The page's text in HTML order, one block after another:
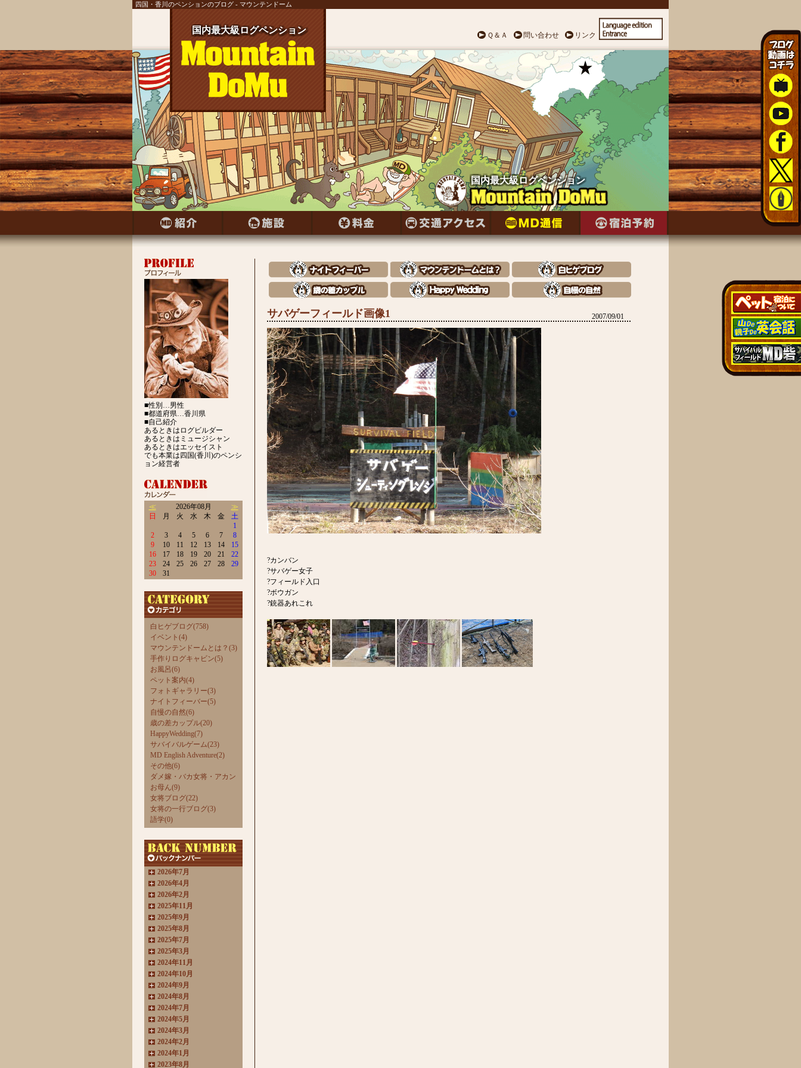
四国・香川のペンションのブログ - マウンテンドーム
Ｑ＆Ａ 問い合わせ リンク
国内最大級ログペンション
国内最大級ログペンション
国内最大級ログペンション
国内最大級ログペンション
国内最大級ログペンション
国内最大級ログペンション
国内最大級ログペンション
国内最大級ログペンション
国内最大級ログペンション
国内最大級ログペンション
国内最大級ログペンション
国内最大級ログペンション
国内最大級ログペンション
国内最大級ログペンション
国内最大級ログペンション
国内最大級ログペンション
国内最大級ログペンション
国内最大級ログペンション
国内最大級ログペンション
国内最大級ログペンション
国内最大級ログペンション
国内最大級ログペンション
国内最大級ログペンション
国内最大級ログペンション
国内最大級ログペンション
国内最大級ログペンション
国内最大級ログペンション
国内最大級ログペンション
国内最大級ログペンション
国内最大級ログペンション
国内最大級ログペンション
国内最大級ログペンション
国内最大級ログペンション
国内最大級ログペンション
国内最大級ログペンション
国内最大級ログペンション
国内最大級ログペンション
国内最大級ログペンション
国内最大級ログペンション
国内最大級ログペンション
国内最大級ログペンション
国内最大級ログペンション
国内最大級ログペンション
国内最大級ログペンション
国内最大級ログペンション
国内最大級ログペンション
国内最大級ログペンション
国内最大級ログペンション
国内最大級ログペンション
国内最大級ログペンション
■性別…男性
■都道府県…香川県
■自己紹介
あるときはログビルダー
あるときはミュージシャン
あるときはエッセイスト
でも本業は四国(香川)のペンシ
ョン経営者
≪ 2026年08月
≫
日
月 火 水 木 金
土
1
2
3 4 5 6 7
8
9
10 11 12 13 14
15
16
17 18 19 20 21
22
23
24 25 26 27 28
29
30
31
白ヒゲブログ(758)
イベント(4)
マウンテンドームとは？(3)
手作りログキャビン(5)
お風呂(6)
ペット案内(4)
フォトギャラリー(3)
ナイトフィーバー(5)
自慢の自然(6)
歳の差カップル(20)
HappyWedding(7)
サバイバルゲーム(23)
MD English Adventure(2)
その他(6)
ダメ嫁・バカ女将・アカン
お母ん(9)
女将ブログ(22)
女将の一行ブログ(3)
語学(0)
2026年7月
2026年4月
2026年2月
2025年11月
2025年9月
2025年8月
2025年7月
2025年3月
2024年11月
2024年10月
2024年9月
2024年8月
2024年7月
2024年5月
2024年3月
2024年2月
2024年1月
2023年8月
サバゲーフィールド画像1 2007/09/01
?カンバン
?サバゲー女子
?フィールド入口
?ボウガン
?銃器あれこれ